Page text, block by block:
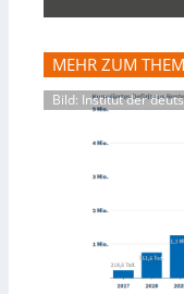
MEHR ZUM
Bild: Institut der